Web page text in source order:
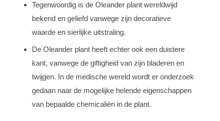
Tegenwoordig is de Oleander plant wereldwijd
bekend en geliefd vanwege zijn decoratieve
waarde en sierlijke uitstraling.
De Oleander plant heeft echter ook een duistere
kant, vanwege de giftigheid van zijn bladeren en
twijgen. In de medische wereld wordt er onderzoek
gedaan naar de mogelijke helende eigenschappen
van bepaalde chemicaliën in de plant.